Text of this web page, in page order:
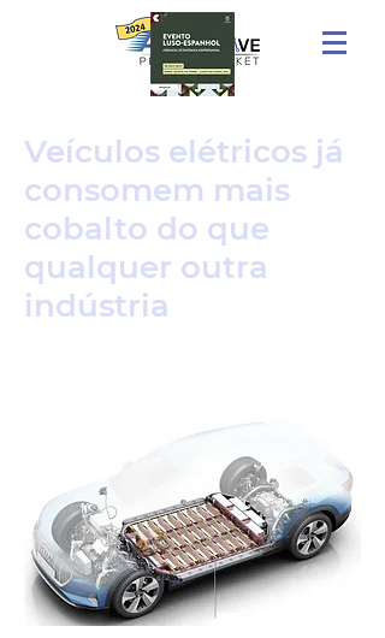
Veículos elétricos já
consomem mais
cobalto do que
qualquer outra
indústria